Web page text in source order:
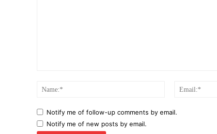
Name:*
Notify me of follow-up comments by email.
Notify me of new posts by email.